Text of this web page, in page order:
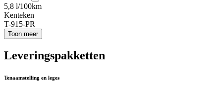
5,8 l/100km
Kenteken
T-915-PR
Toon meer
Leveringspakketten
Tenaamstelling en leges